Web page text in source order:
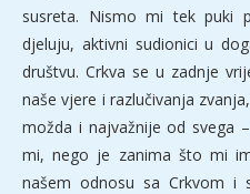
susreta. Nismo mi tek puki
djeluju, aktivni sudionici u
društvu. Crkva se u zadnje
naše vjere i razlučivanja
možda i najvažnije od svega
mi, nego je zanima što mi
našem odnosu sa Crkvom i